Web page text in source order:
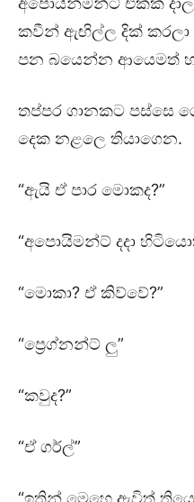
කවීන් ඇඟිල්ල දික් කරලා
පන බයෙන්න ආයෙමත්
තප්පර ගානකට පස්සෙ
දෙක නළලෙ තියාගෙන.
“ඇයි ඒ පාර මොකද?”
“අපොයිමන්ට් දදා
“මොකා? ඒ කිව්වේ?”
“ප්‍රෙග්නන්ට් ලු”
“කවුද?”
“ඒ ගර්ල්”
“ඉතින් මෙහෙ ඇවිත්